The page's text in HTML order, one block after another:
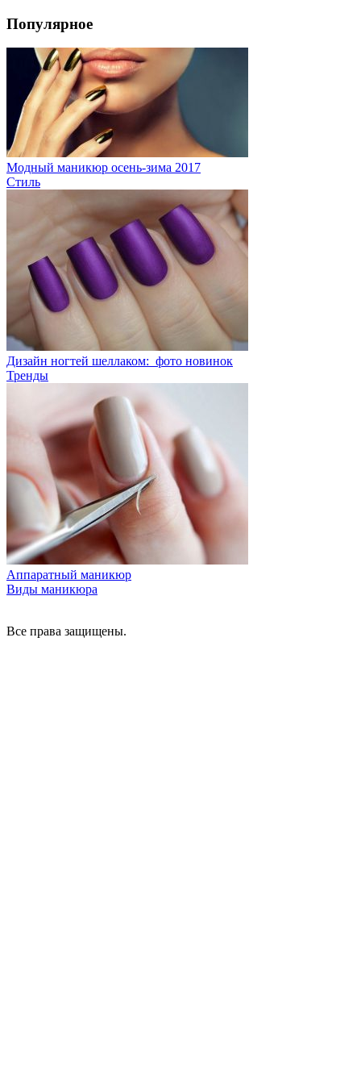
Популярное
Модный маникюр осень-зима 2017
Стиль
Дизайн ногтей шеллаком: фото новинок
Тренды
Аппаратный маникюр
Виды маникюра
Все права защищены.